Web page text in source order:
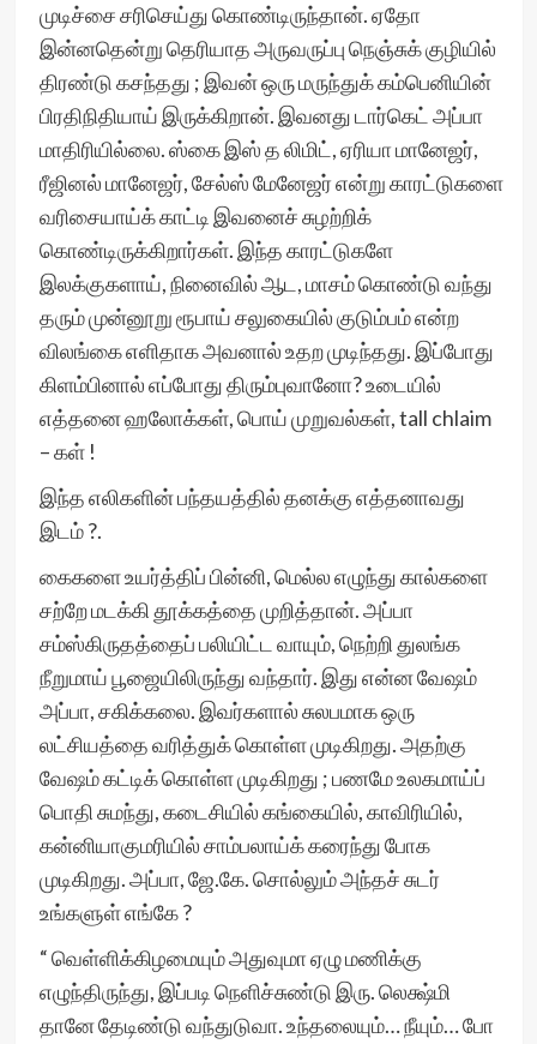
முடிச்சை சரிசெய்து கொண்டிருந்தான். ஏதோ
இன்னதென்று தெரியாத அருவருப்பு நெஞ்சுக் குழியில்
திரண்டு கசந்தது ; இவன் ஒரு மருந்துக் கம்பெனியின்
பிரதிநிதியாய் இருக்கிறான். இவனது டார்கெட் அப்பா
மாதிரியில்லை. ஸ்கை இஸ் த லிமிட், ஏரியா மானேஜர்,
ரீஜினல் மானேஜர், சேல்ஸ் மேனேஜர் என்று காரட்டுகளை
வரிசையாய்க் காட்டி இவனைச் சுழற்றிக்
கொண்டிருக்கிறார்கள். இந்த காரட்டுகளே
இலக்குகளாய், நினைவில் ஆட, மாசம் கொண்டு வந்து
தரும் முன்னூறு ரூபாய் சலுகையில் குடும்பம் என்ற
விலங்கை எளிதாக அவனால் உதற முடிந்தது. இப்போது
கிளம்பினால் எப்போது திரும்புவானோ? உடையில்
எத்தனை ஹலோக்கள், பொய் முறுவல்கள், tall chlaim
– கள் !
இந்த எலிகளின் பந்தயத்தில் தனக்கு எத்தனாவது
இடம் ?.
கைகளை உயர்த்திப் பின்னி, மெல்ல எழுந்து கால்களை
சற்றே மடக்கி தூக்கத்தை முறித்தான். அப்பா
சம்ஸ்கிருதத்தைப் பலியிட்ட வாயும், நெற்றி துலங்க
நீறுமாய் பூஜையிலிருந்து வந்தார். இது என்ன வேஷம்
அப்பா, சகிக்கலை. இவர்களால் சுலபமாக ஒரு
லட்சியத்தை வரித்துக் கொள்ள முடிகிறது. அதற்கு
வேஷம் கட்டிக் கொள்ள முடிகிறது ; பணமே உலகமாய்ப்
பொதி சுமந்து, கடைசியில் கங்கையில், காவிரியில்,
கன்னியாகுமரியில் சாம்பலாய்க் கரைந்து போக
முடிகிறது. அப்பா, ஜே.கே. சொல்லும் அந்தச் சுடர்
உங்களுள் எங்கே ?
“ வெள்ளிக்கிழமையும் அதுவுமா ஏழு மணிக்கு
எழுந்திருந்து, இப்படி நெளிச்சுண்டு இரு. லெக்ஷ்மி
தானே தேடிண்டு வந்துடுவா. உந்தலையும்… நீயும்… போ